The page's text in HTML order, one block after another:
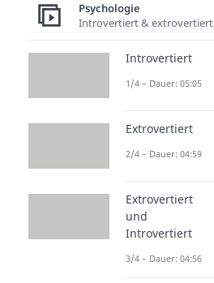
Psychologie
Introvertiert & extrovertiert
Introvertiert
1/4 – Dauer: 05:05
Extrovertiert
2/4 – Dauer: 04:59
Extrovertiert
und
Introvertiert
3/4 – Dauer: 04:56